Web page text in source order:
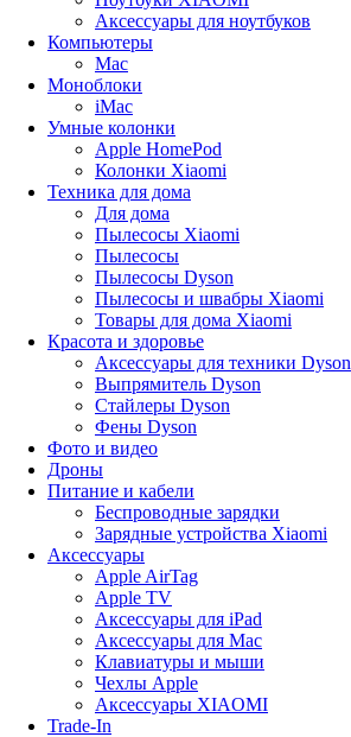
Аксессуары для ноутбуков
Компьютеры
Mac
Моноблоки
iMac
Умные колонки
Apple HomePod
Колонки Xiaomi
Техника для дома
Для дома
Пылесосы Xiaomi
Пылесосы
Пылесосы Dyson
Пылесосы и швабры Xiaomi
Товары для дома Xiaomi
Красота и здоровье
Аксессуары для техники Dyson
Выпрямитель Dyson
Стайлеры Dyson
Фены Dyson
Фото и видео
Дроны
Питание и кабели
Беспроводные зарядки
Зарядные устройства Xiaomi
Аксессуары
Apple AirTag
Apple TV
Аксессуары для iPad
Аксессуары для Mac
Клавиатуры и мыши
Чехлы Apple
Аксессуары XIAOMI
Trade-In